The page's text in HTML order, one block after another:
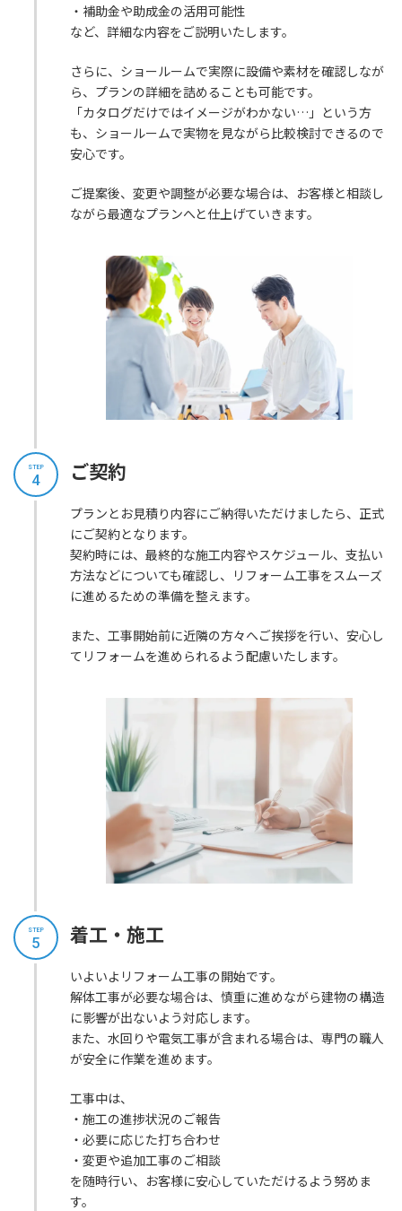
・補助金や助成金の活用可能性
など、詳細な内容をご説明いたします。
さらに、ショールームで実際に設備や素材を確認しなが
ら、プランの詳細を詰めることも可能です。
「カタログだけではイメージがわかない…」という方
も、ショールームで実物を見ながら比較検討できるので
安心です。
ご提案後、変更や調整が必要な場合は、お客様と相談し
ながら最適なプランへと仕上げていきます。
ご契約
プランとお見積り内容にご納得いただけましたら、正式
にご契約となります。
契約時には、最終的な施工内容やスケジュール、支払い
方法などについても確認し、リフォーム工事をスムーズ
に進めるための準備を整えます。
また、工事開始前に近隣の方々へご挨拶を行い、安心し
てリフォームを進められるよう配慮いたします。
STEP
4
着工・施工
いよいよリフォーム工事の開始です。
解体工事が必要な場合は、慎重に進めながら建物の構造
に影響が出ないよう対応します。
また、水回りや電気工事が含まれる場合は、専門の職人
が安全に作業を進めます。
工事中は、
・施工の進捗状況のご報告
・必要に応じた打ち合わせ
・変更や追加工事のご相談
を随時行い、お客様に安心していただけるよう努めま
す。
STEP
5